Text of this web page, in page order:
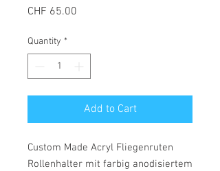
CHF 65.00
Quantity *
Add to Cart
Custom Made Acryl Fliegenruten
Rollenhalter mit farbig anodisiertem